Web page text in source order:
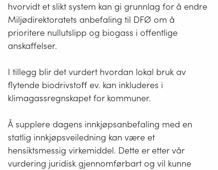
hvorvidt et slikt system kan gi grunnlag for å endre
Miljødirektoratets anbefaling til DFØ om å
prioritere nullutslipp og biogass i offentlige
anskaffelser.
I tillegg blir det vurdert hvordan lokal bruk av
flytende biodrivstoff ev. kan inkluderes i
klimagassregnskapet for kommuner.
Å supplere dagens innkjøpsanbefaling med en
statlig innkjøpsveiledning kan være et
hensiktsmessig virkemiddel. Dette er etter vår
vurdering juridisk gjennomførbart og vil kunne